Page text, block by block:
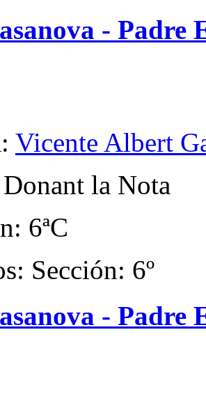
- Padre
Vicente Albert
la Nota
6ªC
Sección: 6º
- Padre